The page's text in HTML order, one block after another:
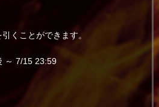
くことができます。
～ 7/15 23:59